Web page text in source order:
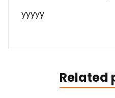
yyyyy
Related